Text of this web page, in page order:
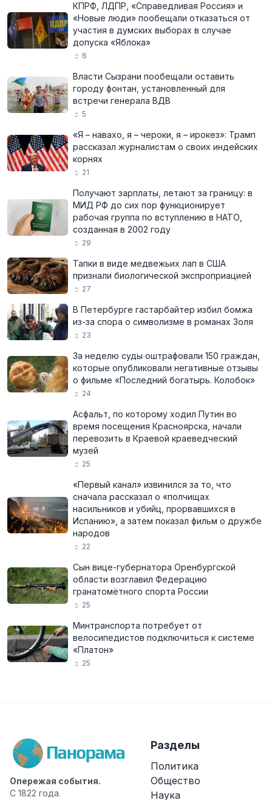
КПРФ, ЛДПР, «Справедливая Россия» и
«Новые люди» пообещали отказаться от
участия в думских выборах в случае
допуска «Яблока»
6
Власти Сызрани пообещали оставить
городу фонтан, установленный для
встречи генерала ВДВ
5
«Я – навахо, я – чероки, я – ирокез»: Трамп
рассказал журналистам о своих индейских
корнях
21
Получают зарплаты, летают за границу: в
МИД РФ до сих пор функционирует
рабочая группа по вступлению в НАТО,
созданная в 2002 году
29
Тапки в виде медвежьих лап в США
признали биологической экспроприацией
27
В Петербурге гастарбайтер избил бомжа
из-за спора о символизме в романах Золя
23
За неделю суды оштрафовали 150 граждан,
которые опубликовали негативные отзывы
о фильме «Последний богатырь. Колобок»
24
Асфальт, по которому ходил Путин во
время посещения Красноярска, начали
перевозить в Краевой краеведческий
музей
25
«Первый канал» извинился за то, что
сначала рассказал о «полчищах
насильников и убийц, прорвавшихся в
Испанию», а затем показал фильм о дружбе
народов
22
Сын вице-губернатора Оренбургской
области возглавил Федерацию
гранатомётного спорта России
25
Минтранспорта потребует от
велосипедистов подключиться к системе
«Платон»
25
Опережая события.
С 1822 года.
Разделы
Политика
Общество
Наука